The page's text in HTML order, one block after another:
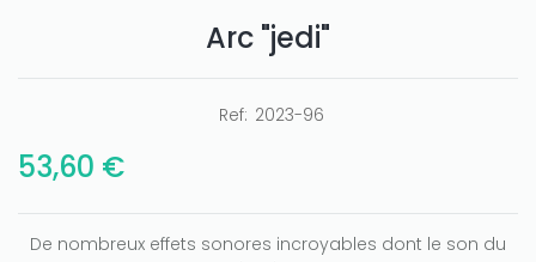
Arc "jedi"
Ref: 2023-96
53,60 €
De nombreux effets sonores incroyables dont le son du